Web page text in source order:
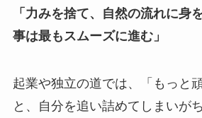
「力みを捨て、自然の流れに身
事は最もスムーズに進む」
起業や独立の道では、「もっと
と、自分を追い詰めてしまいが